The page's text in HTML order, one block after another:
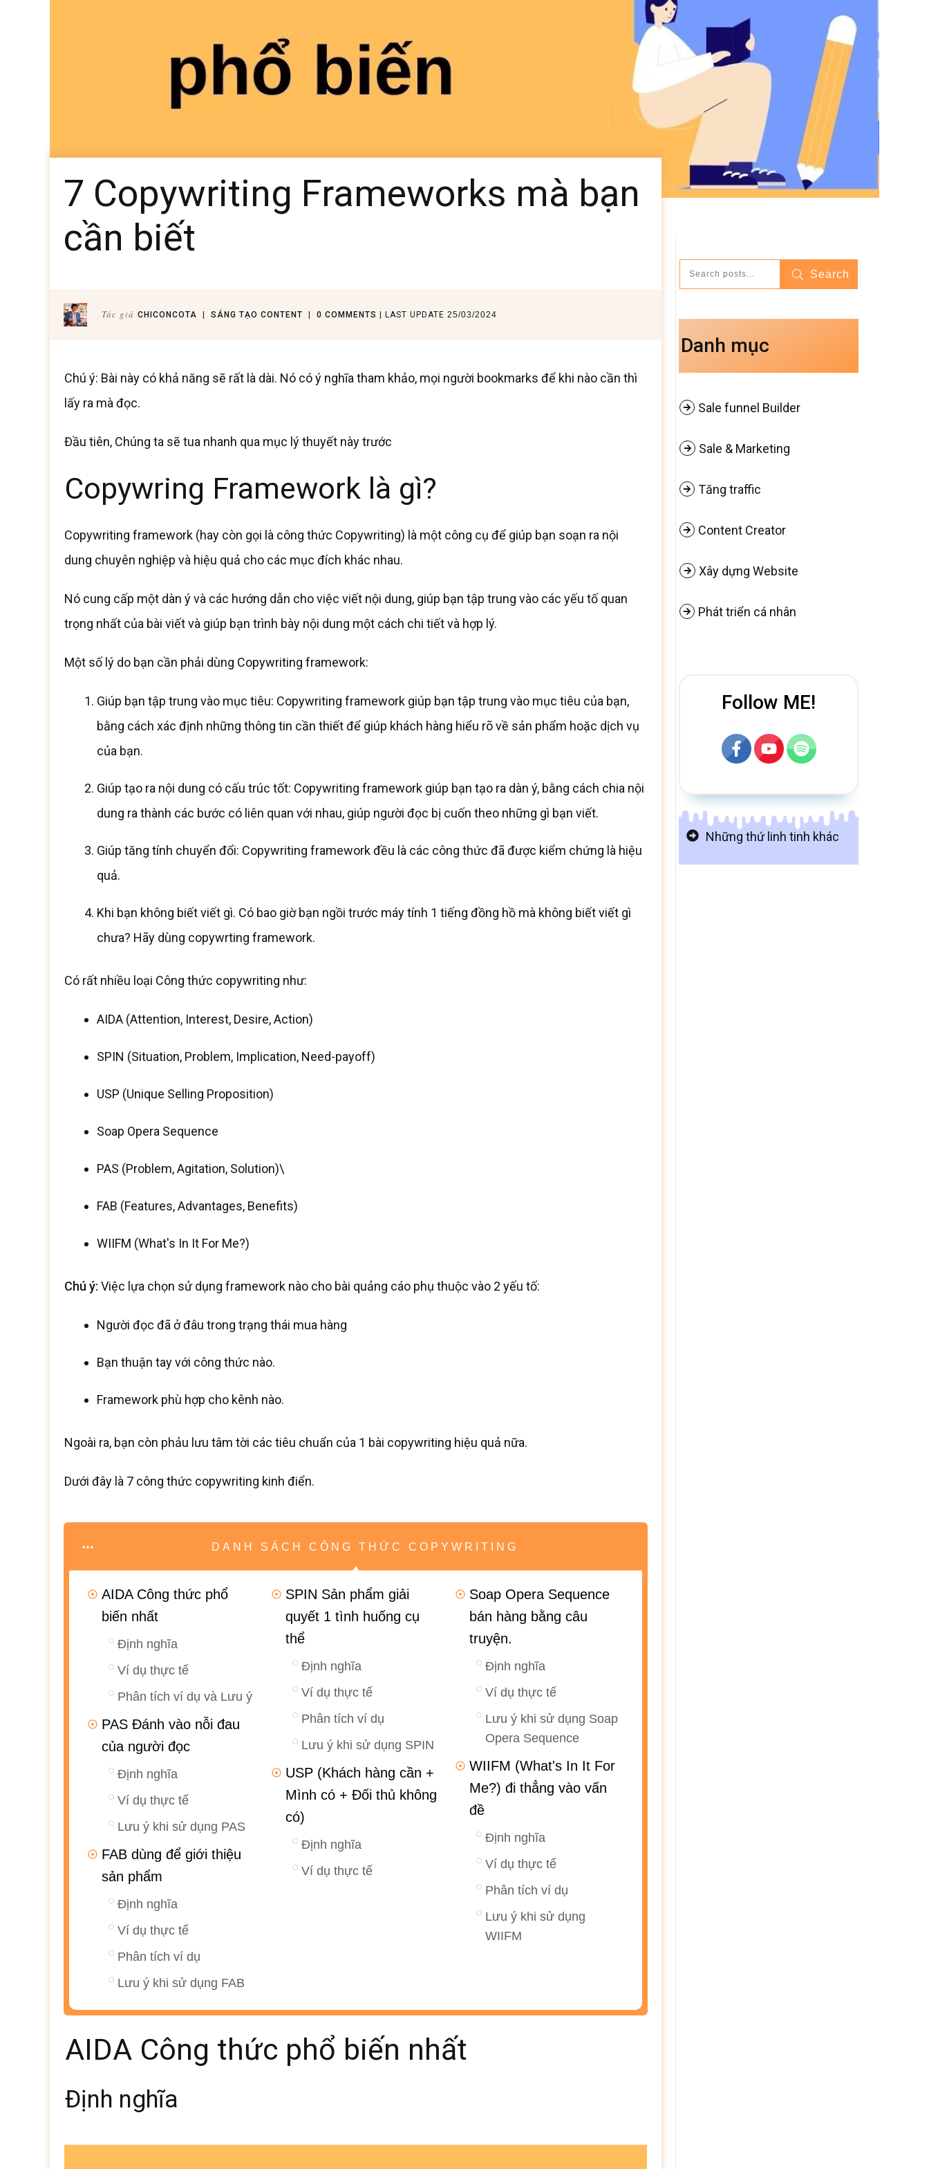
7 Copywriting Frameworks mà bạn
cần biết
Tác giả CHICONCOTA SÁNG TẠO CONTENT 0 COMMENTS | LAST UPDATE 25/03/2024
Chú ý: Bài này có khả năng sẽ rất là dài. Nó có ý nghĩa tham khảo, mọi người bookmarks để khi nào cần thì
lấy ra mà đọc.
Đầu tiên, Chúng ta sẽ tua nhanh qua mục lý thuyết này trước
Copywring Framework là gì?
Copywriting framework (hay còn gọi là công thức Copywriting) là một công cụ để giúp bạn soạn ra nội
dung chuyên nghiệp và hiệu quả cho các mục đích khác nhau.
Nó cung cấp một dàn ý và các hướng dẫn cho việc viết nội dung, giúp bạn tập trung vào các yếu tố quan
trọng nhất của bài viết và giúp bạn trình bày nội dung một cách chi tiết và hợp lý.
Một số lý do bạn cần phải dùng Copywriting framework:
Giúp bạn tập trung vào mục tiêu: Copywriting framework giúp bạn tập trung vào mục tiêu của bạn,
bằng cách xác định những thông tin cần thiết để giúp khách hàng hiểu rõ về sản phẩm hoặc dịch vụ
của bạn.
Giúp tạo ra nội dung có cấu trúc tốt: Copywriting framework giúp bạn tạo ra dàn ý, bằng cách chia nội
dung ra thành các bước có liên quan với nhau, giúp người đọc bị cuốn theo những gì bạn viết.
Giúp tăng tính chuyển đổi: Copywriting framework đều là các công thức đã được kiểm chứng là hiệu
quả.
Khi bạn không biết viết gì. Có bao giờ bạn ngồi trước máy tính 1 tiếng đồng hồ mà không biết viết gì
chưa? Hãy dùng copywrting framework.
Có rất nhiều loại Công thức copywriting như:
AIDA (Attention, Interest, Desire, Action)
SPIN (Situation, Problem, Implication, Need-payoff)
USP (Unique Selling Proposition)
Soap Opera Sequence
PAS (Problem, Agitation, Solution)\
FAB (Features, Advantages, Benefits)
WIIFM (What's In It For Me?)
Chú ý: Việc lựa chọn sử dụng framework nào cho bài quảng cáo phụ thuộc vào 2 yếu tố:
Người đọc đã ở đâu trong trạng thái mua hàng
Bạn thuận tay với công thức nào.
Framework phù hợp cho kênh nào.
Ngoài ra, bạn còn phảu lưu tâm tời các tiêu chuẩn của 1 bài copywriting hiệu quả nữa.
Dưới đây là 7 công thức copywriting kinh điển.
DANH SÁCH CÔNG THỨC COPYWRITING
AIDA Công thức phổ
biến nhất
Định nghĩa
Ví dụ thực tế
Phân tích ví dụ và Lưu ý
PAS Đánh vào nỗi đau
của người đọc
Định nghĩa
Ví dụ thực tế
Lưu ý khi sử dụng PAS
FAB dùng để giới thiệu
sản phẩm
Định nghĩa
Ví dụ thực tế
Phân tích ví dụ
Lưu ý khi sử dụng FAB
SPIN Sản phẩm giải
quyết 1 tình huống cụ
thể
Định nghĩa
Ví dụ thực tế
Phân tích ví dụ
Lưu ý khi sử dụng SPIN
USP (Khách hàng cần +
Mình có + Đối thủ không
có)
Định nghĩa
Ví dụ thực tế
Soap Opera Sequence
bán hàng bằng câu
truyện.
Định nghĩa
Ví dụ thực tế
Lưu ý khi sử dụng Soap
Opera Sequence
WIIFM (What's In It For
Me?) đi thẳng vào vấn
đề
Định nghĩa
Ví dụ thực tế
Phân tích ví dụ
Lưu ý khi sử dụng
WIIFM
AIDA Công thức phổ biến nhất
Định nghĩa
Search
Danh mục
Sale funnel Builder
Sale & Marketing
Tăng traffic
Content Creator
Xây dựng Website
Phát triển cá nhân
Follow ME!
Những thứ linh tinh khác